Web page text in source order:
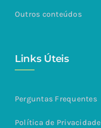
Outros conteúdos
Links Úteis
Perguntas Frequentes
Política de Privacidade